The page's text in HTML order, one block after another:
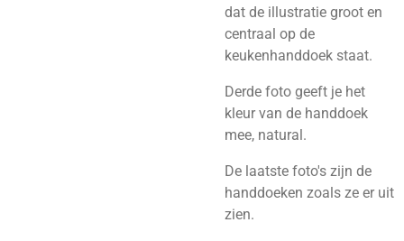
dat de illustratie groot en
centraal op de
keukenhanddoek staat.
Derde foto geeft je het
kleur van de handdoek
mee, natural.
De laatste foto's zijn de
handdoeken zoals ze er uit
zien.